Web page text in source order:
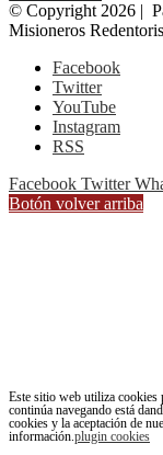
© Copyright 2026 |
Misioneros
Facebook
Twitter
YouTube
Instagram
RSS
Facebook Twitter
Botón volver arriba
Este sitio web utiliza cookies
continúa navegando está
cookies y la aceptación de
información.plugin cookies